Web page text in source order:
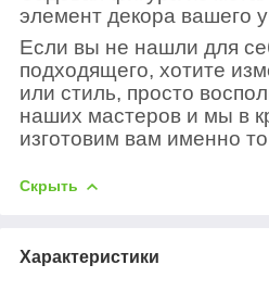
элемент декора вашего
Если вы не нашли для
подходящего, хотите
или стиль, просто
наших мастеров и мы в
изготовим вам именно
Скрыть
Характеристики